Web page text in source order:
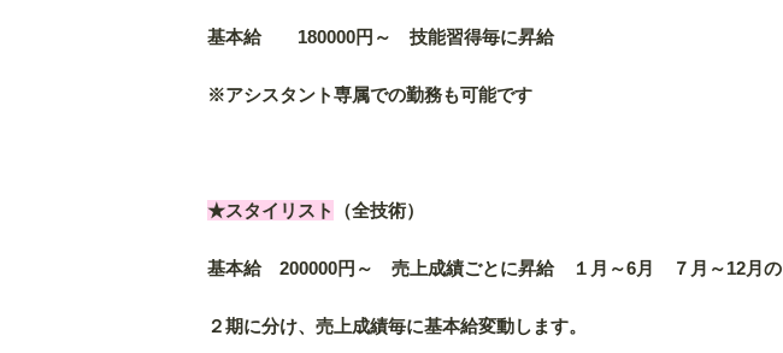
基本給 180000円～ 技能習得毎に昇給
※アシスタント専属での勤務も可能です
★スタイリスト （全技術）
基本給 200000円～ 売上成績ごとに昇給 １月～6月 ７月～12月の
２期に分け、売上成績毎に基本給変動します。